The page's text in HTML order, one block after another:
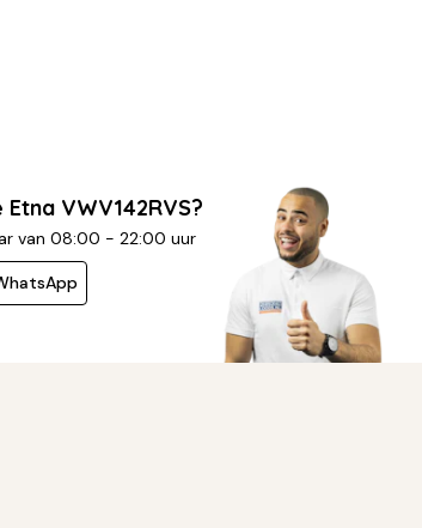
VWV142RVS?
van 08:00 - 22:00 uur